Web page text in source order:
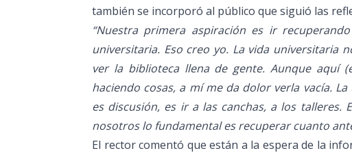
también se incorporó al público que siguió las
“Nuestra primera aspiración es ir
universitaria. Eso creo yo. La vida universitaria
ver la biblioteca llena de gente. Aunque aquí
haciendo cosas, a mí me da dolor verla vacía.
es discusión, es ir a las canchas, a los
nosotros lo fundamental es recuperar cuanto
El rector comentó que están a la espera de la